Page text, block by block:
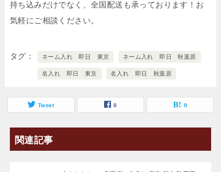
持ち込みだけでなく、全国配送も承っております！お
気軽にご相談ください。
タグ ネーム入れ 即日 東京 ネーム入れ 即日 秋葉原
名入れ 即日 東京 名入れ 即日 秋葉原
Tweet 0 0
関連記事